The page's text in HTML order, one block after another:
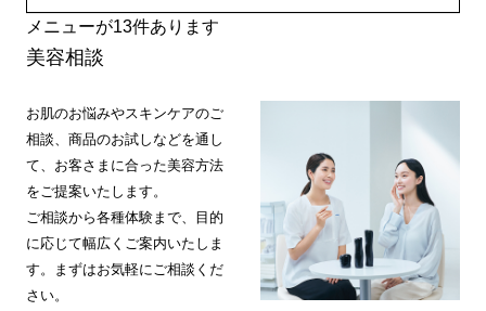
メニューが13件あります
美容相談
お肌のお悩みやスキンケアのご
相談、商品のお試しなどを通し
て、お客さまに合った美容方法
をご提案いたします。
ご相談から各種体験まで、目的
に応じて幅広くご案内いたしま
す。まずはお気軽にご相談くだ
さい。